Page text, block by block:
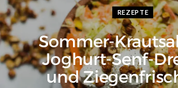
REZEPTE
Sommer-
Joghurt-Senf-
und